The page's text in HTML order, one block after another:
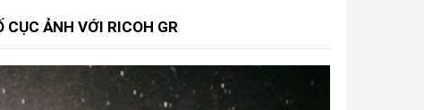
ẢNH VỚI RICOH GR